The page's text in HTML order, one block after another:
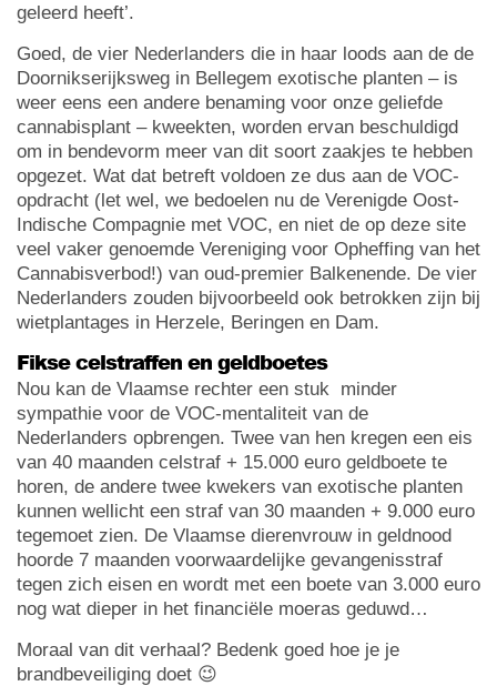
geleerd heeft’.
Goed, de vier Nederlanders die in haar loods aan de de
Doornikserijksweg in Bellegem exotische planten – is
weer eens een andere benaming voor onze geliefde
cannabisplant – kweekten, worden ervan beschuldigd
om in bendevorm meer van dit soort zaakjes te hebben
opgezet. Wat dat betreft voldoen ze dus aan de VOC-
opdracht (let wel, we bedoelen nu de Verenigde Oost-
Indische Compagnie met VOC, en niet de op deze site
veel vaker genoemde Vereniging voor Opheffing van het
Cannabisverbod!) van oud-premier Balkenende. De vier
Nederlanders zouden bijvoorbeeld ook betrokken zijn bij
wietplantages in Herzele, Beringen en Dam.
Fikse celstraffen en geldboetes
Nou kan de Vlaamse rechter een stuk minder
sympathie voor de VOC-mentaliteit van de
Nederlanders opbrengen. Twee van hen kregen een eis
van 40 maanden celstraf + 15.000 euro geldboete te
horen, de andere twee kwekers van exotische planten
kunnen wellicht een straf van 30 maanden + 9.000 euro
tegemoet zien. De Vlaamse dierenvrouw in geldnood
hoorde 7 maanden voorwaardelijke gevangenisstraf
tegen zich eisen en wordt met een boete van 3.000 euro
nog wat dieper in het financiële moeras geduwd…
Moraal van dit verhaal? Bedenk goed hoe je je
brandbeveiliging doet 😉